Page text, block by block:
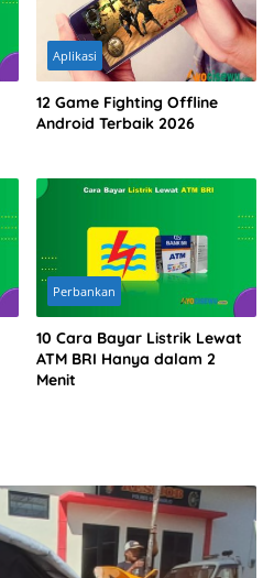
Aplikasi
12 Game Fighting Offline
Android Terbaik 2026
Perbankan
10 Cara Bayar Listrik Lewat
ATM BRI Hanya dalam 2
Menit